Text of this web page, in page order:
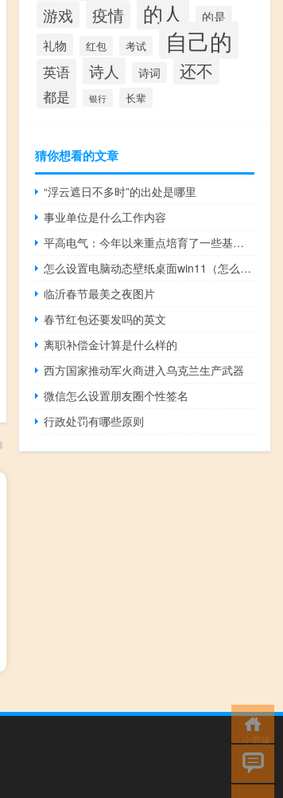
游戏 疫情 的人 的是
礼物 红包 考试 自己的
英语 诗人 诗词 还不
都是 银行 长辈
猜你想看的文章
“浮云遮日不多时”的出处是哪里
事业单位是什么工作内容
平高电气：今年以来重点培育了一些基于机器人的智慧运维项目
怎么设置电脑动态壁纸桌面win11（怎么设置电脑动态壁纸）
临沂春节最美之夜图片
春节红包还要发吗的英文
离职补偿金计算是什么样的
西方国家推动军火商进入乌克兰生产武器
微信怎么设置朋友圈个性签名
行政处罚有哪些原则